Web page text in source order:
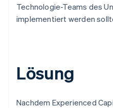
Technologie-Teams des
implementiert werden
Lösung
Nachdem Experienced